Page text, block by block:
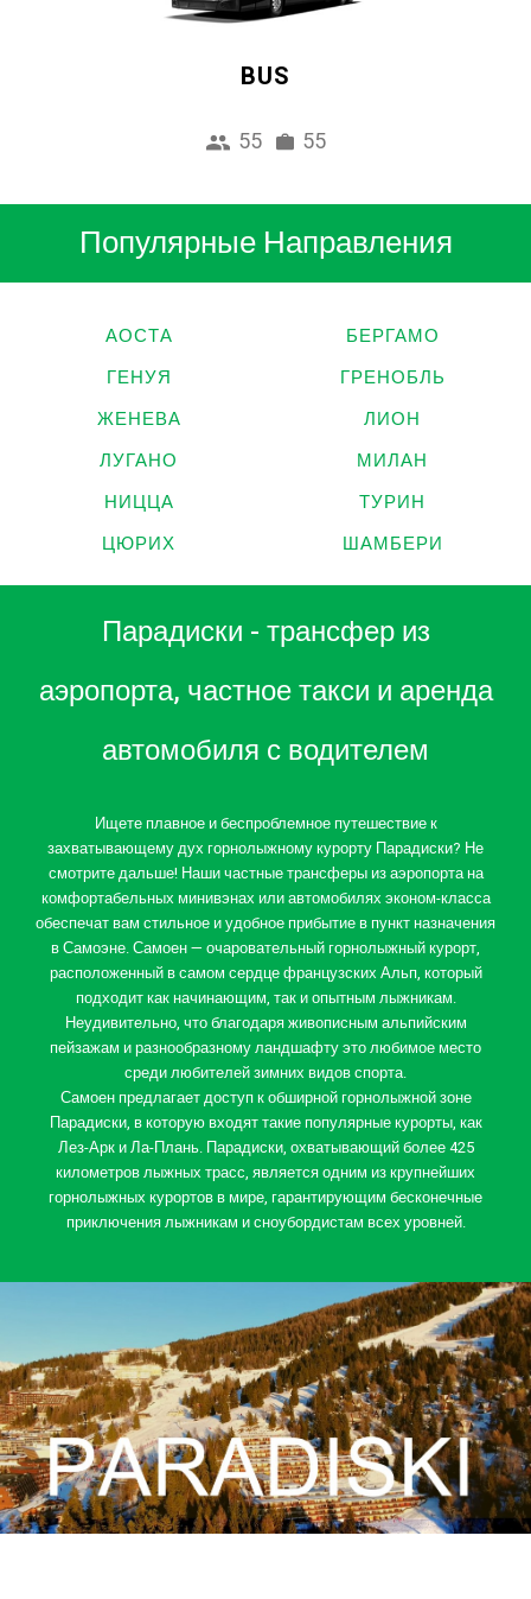
BUS
55 55
Популярные Направления
АОСТА
БЕРГАМО
ГЕНУЯ
ГРЕНОБЛЬ
ЖЕНЕВА
ЛИОН
ЛУГАНО
МИЛАН
НИЦЦА
ТУРИН
ЦЮРИХ
ШАМБЕРИ
Парадиски - трансфер из
аэропорта, частное такси и аренда
автомобиля с водителем
Ищете плавное и беспроблемное путешествие к
захватывающему дух горнолыжному курорту Парадиски? Не
смотрите дальше! Наши частные трансферы из аэропорта на
комфортабельных минивэнах или автомобилях эконом-класса
обеспечат вам стильное и удобное прибытие в пункт назначения
в Самоэне. Самоен — очаровательный горнолыжный курорт,
расположенный в самом сердце французских Альп, который
подходит как начинающим, так и опытным лыжникам.
Неудивительно, что благодаря живописным альпийским
пейзажам и разнообразному ландшафту это любимое место
среди любителей зимних видов спорта.
Самоен предлагает доступ к обширной горнолыжной зоне
Парадиски, в которую входят такие популярные курорты, как
Лез-Арк и Ла-Плань. Парадиски, охватывающий более 425
километров лыжных трасс, является одним из крупнейших
горнолыжных курортов в мире, гарантирующим бесконечные
приключения лыжникам и сноубордистам всех уровней.